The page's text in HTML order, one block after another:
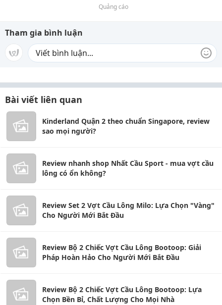
Quảng cáo
Tham gia bình luận
Bài viết liên quan
Kinderland Quận 2 theo chuẩn Singapore, review
sao mọi người?
Review nhanh shop Nhất Cầu Sport - mua vợt cầu
lông có ổn không?
Review Set 2 Vợt Cầu Lông Milo: Lựa Chọn "Vàng"
Cho Người Mới Bắt Đầu
Review Bộ 2 Chiếc Vợt Cầu Lông Bootoop: Giải
Pháp Hoàn Hảo Cho Người Mới Bắt Đầu
Review Bộ 2 Chiếc Vợt Cầu Lông Bootoop: Lựa
Chọn Bền Bỉ, Chất Lượng Cho Mọi Nhà